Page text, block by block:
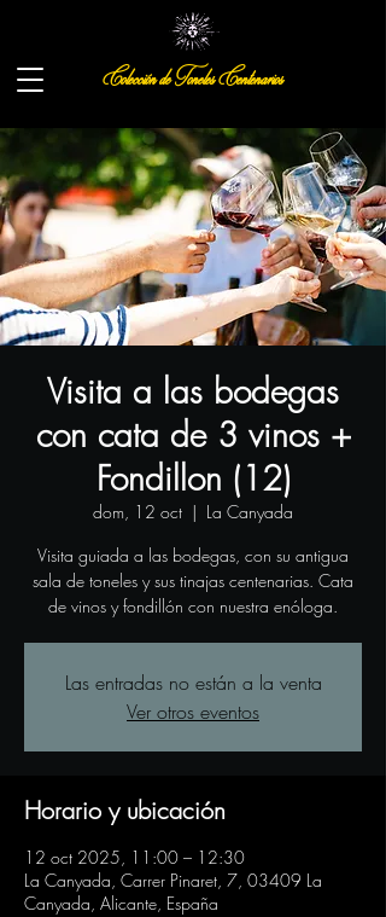
Colección de Toneles Centenarios
Visita a las bodegas
con cata de 3 vinos +
Fondillon (12)
dom, 12 oct
  |
La Canyada
Visita guiada a las bodegas, con su antigua
sala de toneles y sus tinajas centenarias. Cata
de vinos y fondillón con nuestra enóloga.
Las entradas no están a la venta
Ver otros eventos
Horario y ubicación
12 oct 2025, 11:00 – 12:30
La Canyada, Carrer Pinaret, 7, 03409 La
Canyada, Alicante, España